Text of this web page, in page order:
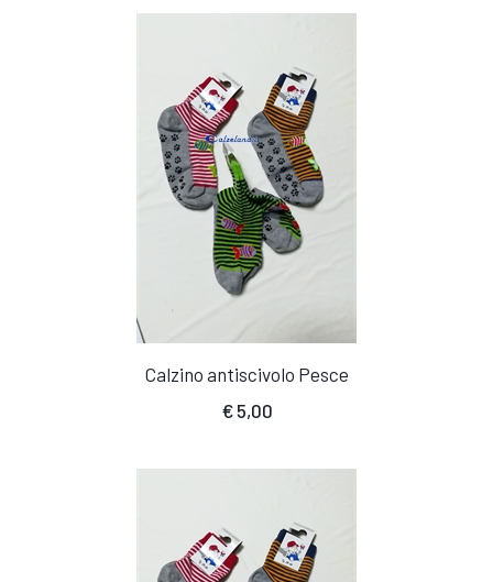
Calzino antiscivolo Pesce
€5,00